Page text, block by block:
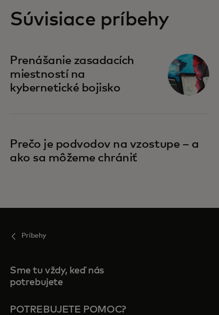
Súvisiace príbehy
Prenášanie zasadacích
miestností na
kybernetické bojisko
Prečo je podvodov na vzostupe – a
ako sa môžeme chrániť
Príbehy
Sme tu vždy, keď nás
potrebujete
POTREBUJETE POMOC?